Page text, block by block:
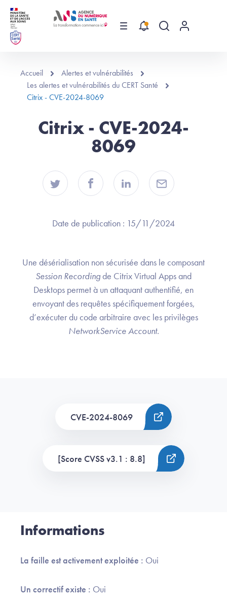
Aller au contenu principal
Menu Recherche
Menu
Accueil
Alertes et vulnérabilités
Les alertes et vulnérabilités du CERT Santé
Citrix - CVE-2024-8069
Citrix - CVE-2024-
8069
Date de publication : 15/11/2024
Une désérialisation non sécurisée dans le composant
Session Recordingde Citrix Virtual Apps and
Desktops permet à un attaquant authentifié, en
envoyant des requêtes spécifiquement forgées,
d’exécuter du code arbitraire avec les privilèges
NetworkService Account.
CVE-2024-8069
[Score CVSS v3.1 : 8.8]
Informations
La faille est activement exploitée : Oui
Un correctif existe : Oui